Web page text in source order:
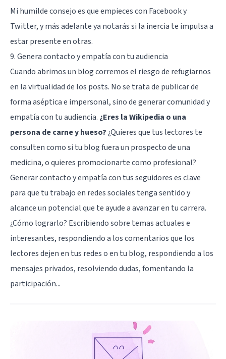
Mi humilde consejo es que empieces con Facebook y
Twitter, y más adelante ya notarás si la inercia te impulsa a
estar presente en otras.
9. Genera contacto y empatía con tu audiencia
Cuando abrimos un blog corremos el riesgo de refugiarnos
en la virtualidad de los posts. No se trata de publicar de
forma aséptica e impersonal, sino de generar comunidad y
empatía con tu audiencia. ¿Eres la Wikipedia o una
persona de carne y hueso?¿Quieres que tus lectores te
consulten como si tu blog fuera un prospecto de una
medicina, o quieres promocionarte como profesional?
Generar contacto y empatía con tus seguidores es clave
para que tu trabajo en redes sociales tenga sentido y
alcance un potencial que te ayude a avanzar en tu carrera.
¿Cómo lograrlo? Escribiendo sobre temas actuales e
interesantes, respondiendo a los comentarios que los
lectores dejen en tus redes o en tu blog, respondiendo a los
mensajes privados, resolviendo dudas, fomentando la
participación...